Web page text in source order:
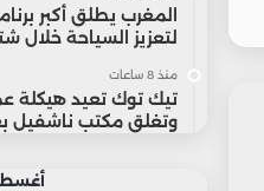
المغرب يطلق أكبر
لتعزيز السياحة خلال شتاء
منذ 8 ساعات
تيك توك تعيد هيكلة
وتغلق مكتب ناشفيل بعد
أغسطس